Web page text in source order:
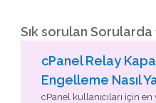
Sık sorulan Sorularda
cPanel Relay
Engelleme Nasıl
cPanel kullanıcıları için